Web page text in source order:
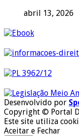
abril 13, 2026
Desenvolvido por
Copyright © Portal
Este site utiliza
Aceitar e Fechar